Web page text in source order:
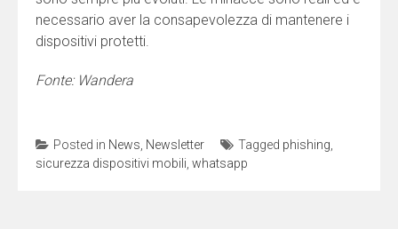
necessario aver la consapevolezza di mantenere i
dispositivi protetti.
Fonte: Wandera
Posted in News, Newsletter Tagged phishing,
sicurezza dispositivi mobili, whatsapp